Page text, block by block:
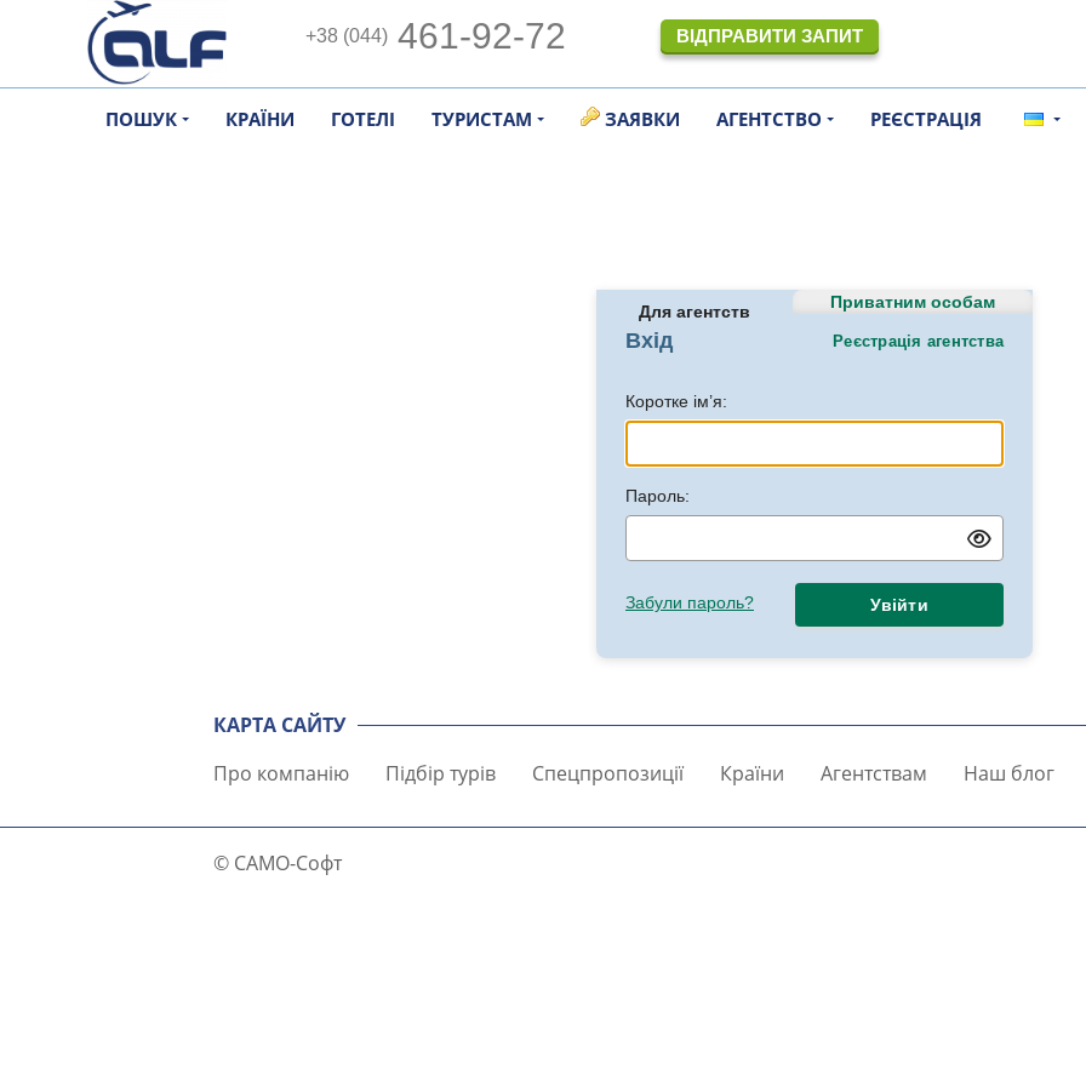
+38 (044) 461-92-72 ВІДПРАВИТИ ЗАПИТ
ПОШУК КРАЇНИ ГОТЕЛІ ТУРИСТАМ ЗАЯВКИ АГЕНТСТВО РЕЄСТРАЦІЯ
Для агентств Приватним особам
Вхід Реєстрація агентства
Коротке ім’я:
Пароль:
Забули пароль? Увійти
КАРТА САЙТУ
Про компанію
Підбір турів Спецпропозиції Країни Агентствам Наш блог
© САМО-Софт